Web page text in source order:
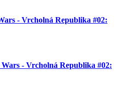
- Vrcholná Republika #02:
- Vrcholná Republika #02: